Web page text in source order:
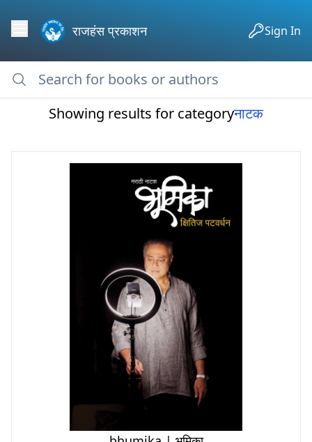
राजहंस प्रकाशन Sign In
Showing results for categoryनाटक